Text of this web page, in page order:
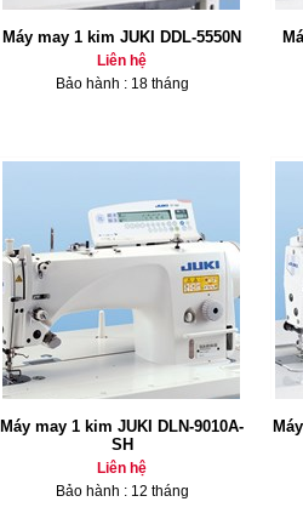
Máy may 1 kim JUKI DDL-5550N
Liên hệ
Bảo hành : 18 tháng
Máy may 1 kim JUKI DLN-9010A-
SH
Liên hệ
Bảo hành : 12 tháng